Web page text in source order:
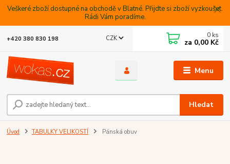
Veškeré zboží dostupné na obchodě v Blatné. Přijdte si zboží vyzkoušet.
Rádi Vám poradíme.
Menu
CZK
Hledat
+420 380 830 198 0 ks
za 0,00 Kč
Úvod TABULKY VELIKOSTÍ Pánská obuv